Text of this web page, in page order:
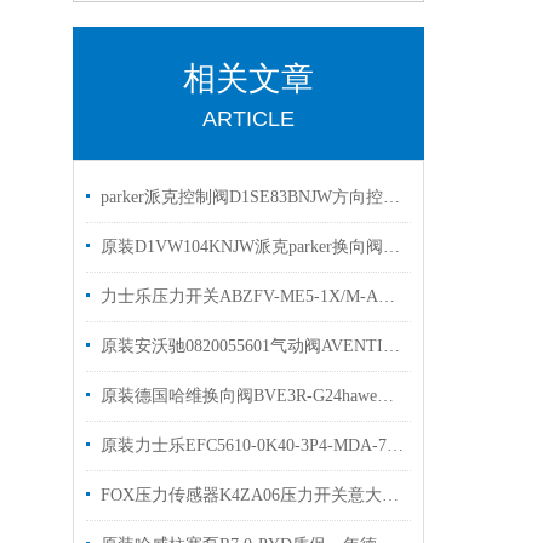
相关文章
ARTICLE
parker派克控制阀D1SE83BNJW方向控制阀优势出售
原装D1VW104KNJW派克parker换向阀优势出售选购
力士乐压力开关ABZFV-ME5-1X/M-A压力表作用
原装安沃驰0820055601气动阀AVENTICS0820055301现货
原装德国哈维换向阀BVE3R-G24haweBVG3R-G24
原装力士乐EFC5610-0K40-3P4-MDA-7P变频器现货出售
FOX压力传感器K4ZA06压力开关意大利选购